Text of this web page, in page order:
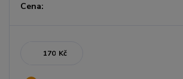
Cena:
Kč